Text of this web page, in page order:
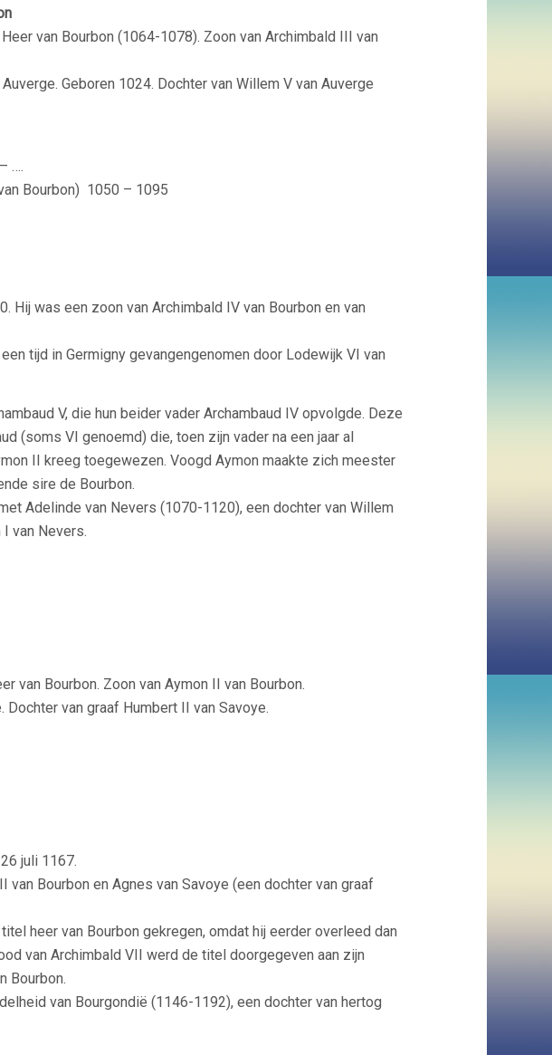
van Bourbon (1064-1078). Zoon van Archimbald III van
Geboren 1024. Dochter van Willem V van Auverge
….
Bourbon) 1050 – 1095
Hij was een zoon van Archimbald IV van Bourbon en van
tijd in Germigny gevangengenomen door Lodewijk VI van
V, die hun beider vader Archambaud IV opvolgde. Deze
(soms VI genoemd) die, toen zijn vader na een jaar al
II kreeg toegewezen. Voogd Aymon maakte zich meester
sire de Bourbon.
Adelinde van Nevers (1070-1120), een dochter van Willem
van Nevers.
van Bourbon. Zoon van Aymon II van Bourbon.
van graaf Humbert II van Savoye.
juli 1167.
van Bourbon en Agnes van Savoye (een dochter van graaf
heer van Bourbon gekregen, omdat hij eerder overleed dan
van Archimbald VII werd de titel doorgegeven aan zijn
Bourbon.
van Bourgondië (1146-1192), een dochter van hertog